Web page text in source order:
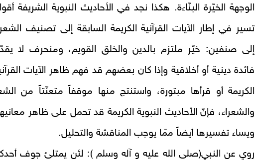
الوجهة الخيّرة البنّاءة. هكذا نجد في الأحاديث النبوية الشريفة
تسير في إطار الآيات القرآنية الكريمة السابقة إلى تصنيف
إلى صنفين: خيّر ملتزم بالدين والخلق القويم، ومنحرف لا
فائدة دينية أو أخلاقية وإذا كان بعضهم قد فهم ظاهر الآيات
الكريمة أو قرأها مبتورة، واستنتج منها موقفاً متعنّتاً من
والشعراء، فإنّ الأحاديث النبوية الكريمة قد تحمل على ظاهر
ويساء تفسيرها أيضاً ممّا يوجب المناقشة والتحليل.
روي عن النبي(صلى الله عليه و آله وسلم ): لئن يمتلئ جوف